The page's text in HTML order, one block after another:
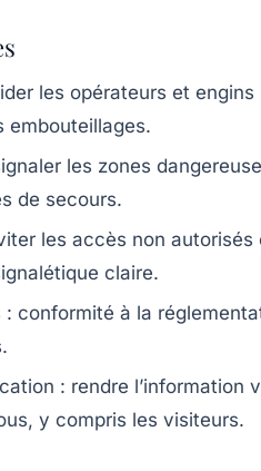
les opérateurs et
embouteillages.
les zones
de secours.
les accès non autorisés
claire.
: conformité à la
: rendre l’information
y compris les visiteurs.